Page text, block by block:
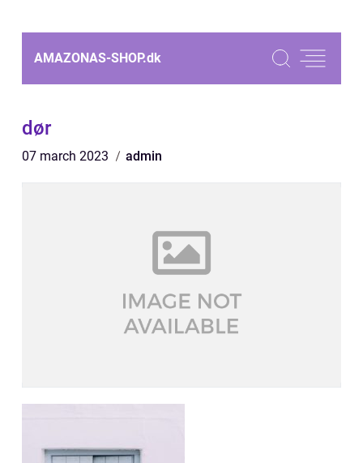
AMAZONAS-SHOP.dk
dør
07 march 2023 admin